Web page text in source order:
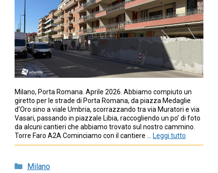
Milano, Porta Romana. Aprile 2026. Abbiamo compiuto un
giretto per le strade di Porta Romana, da piazza Medaglie
d’Oro sino a viale Umbria, scorrazzando tra via Muratori e via
Vasari, passando in piazzale Libia, raccogliendo un po’ di foto
da alcuni cantieri che abbiamo trovato sul nostro cammino.
Torre Faro A2A Cominciamo con il cantiere …
Leggi tutto
Categorie
Milano